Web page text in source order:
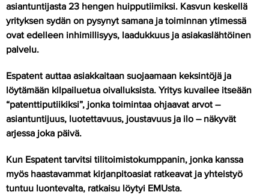
asiantuntijasta 23 hengen huipputiimiksi. Kasvun keskellä
yrityksen sydän on pysynyt samana ja toiminnan ytimessä
ovat edelleen inhimillisyys, laadukkuus ja asiakaslähtöinen
palvelu.
Espatent auttaa asiakkaitaan suojaamaan keksintöjä ja
löytämään kilpailuetua oivalluksista. Yritys kuvailee itseään
“patenttiputiikiksi”, jonka toimintaa ohjaavat arvot –
asiantuntijuus, luotettavuus, joustavuus ja ilo – näkyvät
arjessa joka päivä.
Kun Espatent tarvitsi tilitoimistokumppanin, jonka kanssa
myös haastavammat kirjanpitoasiat ratkeavat ja yhteistyö
tuntuu luontevalta, ratkaisu löytyi EMUsta.